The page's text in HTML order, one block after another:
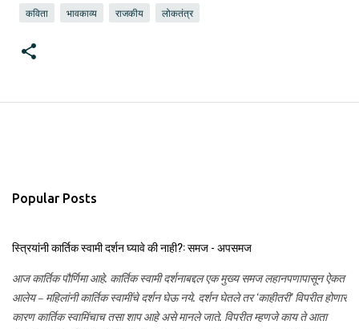
कविता भावकाव्य राजकीय लोकतंत्र
Popular Posts
स्त्रियांनी कार्तिक स्वामी दर्शन घ्यावे की नाही?: समज - अपसमज
आज कार्तिक पौर्णिमा आहे. कार्तिक स्वामी दर्शनाबद्दल एक मुख्य समज लहानपणापासून ऐकत
आलेय – महिलांनी कार्तिक स्वामींचे दर्शन घेऊ नये. दर्शन घेतले तर ‘काहीतरी’ विपरीत होणार
कारण कार्तिक स्वामिंचाच तसा शाप आहे असे मानले जाते. विपरीत म्हणजे काय ते आता